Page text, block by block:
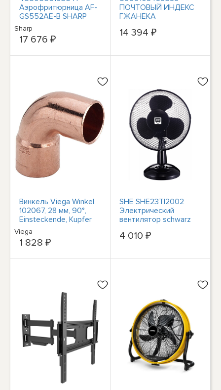
Аэрофритюрница AF-
GS552AE-B SHARP
Sharp
17 676 ₽
ПОЧТОВЫЙ ИНДЕКС
ГЖАНЕКА
BH-9662 LEONARDO
14 394 ₽
Винкель Viega Winkel
102067, 28 мм, 90°,
Einsteckende, Kupfer
Viega
1 828 ₽
SHE SHE23TI2002
Электрический
вентилятор schwarz
Durchmesser
4 010 ₽